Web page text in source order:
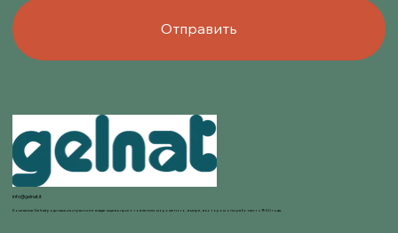
Отправить
info@gelnat.it
Компания Gelnat родилась из страсти ее владельцев к приготовлению мороженого, в мире, в котором они работают с 1950 года.